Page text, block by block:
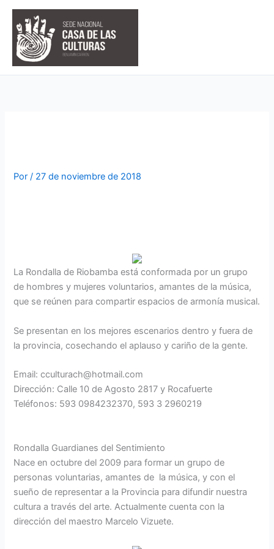
contenido
Por / 27 de noviembre de 2018
La Rondalla de Riobamba está conformada por un grupo
de hombres y mujeres voluntarios, amantes de la música,
que se reúnen para compartir espacios de armonía musical.
Se presentan en los mejores escenarios dentro y fuera de
la provincia, cosechando el aplauso y cariño de la gente.
Email:cculturach@hotmail.com
Dirección: Calle 10 de Agosto 2817 y Rocafuerte
Teléfonos: 593 0984232370, 593 3 2960219
Rondalla Guardianes del Sentimiento
Nace en octubre del 2009 para formar un grupo de
personas voluntarias, amantes de la música, y con el
sueño de representar a la Provincia para difundir nuestra
cultura a través del arte. Actualmente cuenta con la
dirección del maestro Marcelo Vizuete.